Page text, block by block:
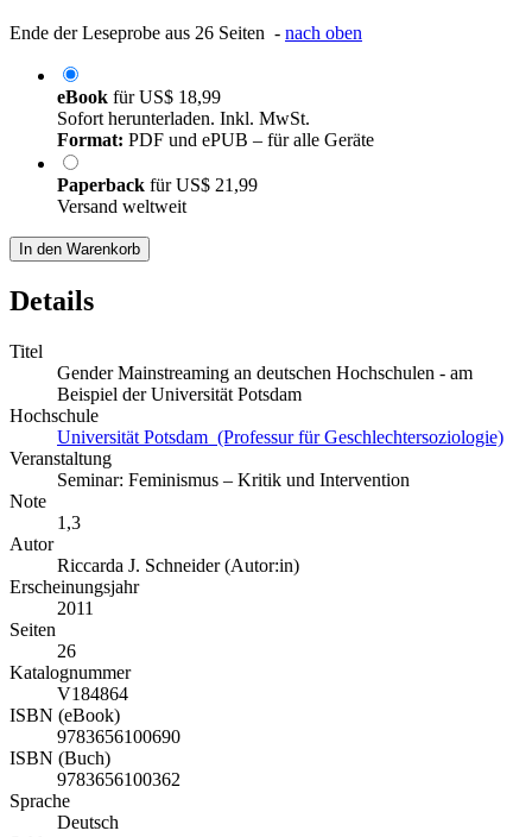
Ende der Leseprobe aus 26 Seiten - nach oben
eBook fürUS$ 18,99
Sofort herunterladen. Inkl. MwSt.
Format: PDF und ePUB – für alle Geräte
Paperback fürUS$ 21,99
Versand weltweit
In den Warenkorb
Details
Titel
Gender Mainstreaming an deutschen Hochschulen - am
Beispiel der Universität Potsdam
Hochschule
Universität Potsdam (Professur für Geschlechtersoziologie)
Veranstaltung
Seminar: Feminismus – Kritik und Intervention
Note
1,3
Autor
Riccarda J. Schneider (Autor:in)
Erscheinungsjahr
2011
Seiten
26
Katalognummer
V184864
ISBN (eBook)
9783656100690
ISBN (Buch)
9783656100362
Sprache
Deutsch